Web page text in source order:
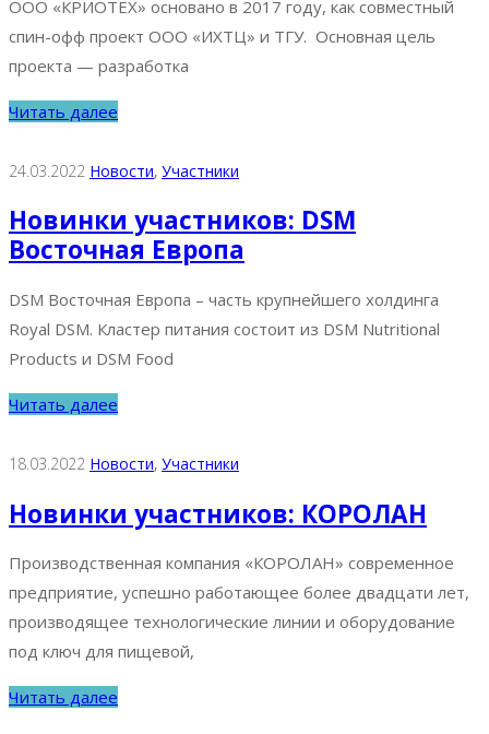
ООО «КРИОТЕХ» основано в 2017 году, как совместный
спин-офф проект ООО «ИХТЦ» и ТГУ. Основная цель
проекта — разработка
Читать далее
24.03.2022 Новости‚ Участники
Новинки участников: DSM
Восточная Европа
DSM Восточная Европа – часть крупнейшего холдинга
Royal DSM. Кластер питания состоит из DSM Nutritional
Products и DSM Food
Читать далее
18.03.2022 Новости‚ Участники
Новинки участников: КОРОЛАН
Производственная компания «КОРОЛАН» современное
предприятие, успешно работающее более двадцати лет,
производящее технологические линии и оборудование
под ключ для пищевой,
Читать далее